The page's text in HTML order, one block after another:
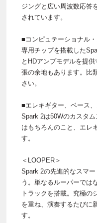
ジングと広い周波数応答
されています。
■コンピュテーショナル
専用チップを搭載した
とHDアンプモデルを提
張の余地もあります。比
さい。
■エレキギター、ベース
Spark 2は50Wのカスタ
はもちろんのこと、エレ
す。
＜LOOPER＞
Spark 2の先進的なスマ
う。単なるルーパーでは
トラックを搭載。究極の
を重ね、演奏するたびに
す。